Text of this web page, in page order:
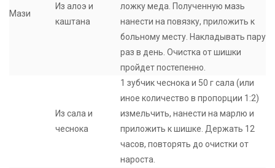
Мази
Из алоэ и
каштана
ложку меда. Полученную мазь
нанести на повязку, приложить к
больному месту. Накладывать пару
раз в день. Очистка от шишки
пройдет постепенно.
Из сала и
чеснока
1 зубчик чеснока и 50 г сала (или
иное количество в пропорции 1:2)
измельчить, нанести на марлю и
приложить к шишке. Держать 12
часов, повторять до очистки от
нароста.